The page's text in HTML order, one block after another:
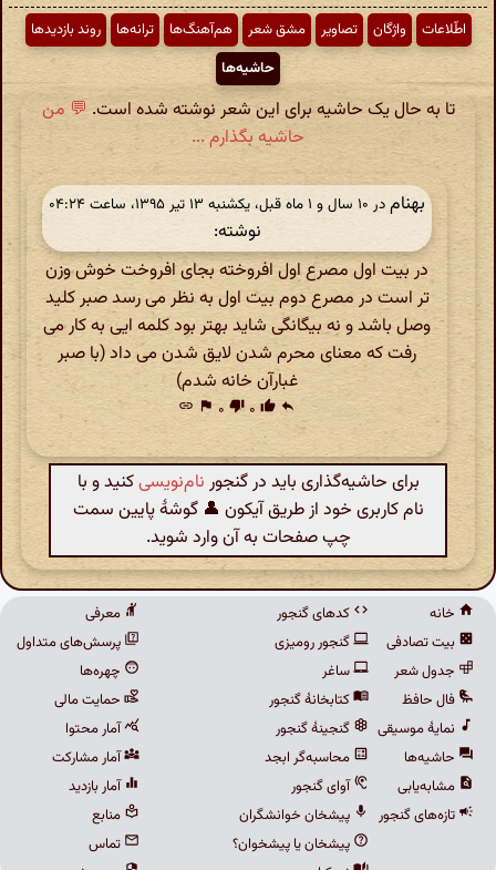
اطّلاعات واژگان تصاویر مشق شعر هم‌آهنگ‌ها ترانه‌ها
روند بازدیدها
حاشیه‌ها
تا به حال یک حاشیه برای این شعر نوشته شده است. 💬 من
حاشیه بگذارم ...
بهنامدر ‫۱۰ سال و ۱ ماه قبل، یکشنبه ۱۳ تیر ۱۳۹۵، ساعت ۰۴:۲۴
نوشته:
در بیت اول مصرع اول افروخته بجای افروخت خوش وزن
تر است در مصرع دوم بیت اول به نظر می رسد صبر کلید
وصل باشد و نه بیگانگی شاید بهتر بود کلمه ایی به کار می
رفت که معنای محرم شدن لایق شدن می داد (با صبر
غبارآن خانه شدم)
reply
thumb_up ۰ thumb_down ۰ flag
link
برای حاشیه‌گذاری باید در گنجور نام‌نویسیکنید و با
نام کاربری خود از طریق آیکون 👤 گوشهٔ پایین سمت
چپ صفحات به آن وارد شوید.
خانه
بیت تصادفی
جدول شعر
فال حافظ
نمایهٔ موسیقی
حاشیه‌ها
مشابه‌یابی
تازه‌های گنجور
کدهای گنجور
گنجور رومیزی
ساغر
کتابخانهٔ گنجور
گنجینهٔ گنجور
محاسبه‌گر ابجد
آوای گنجور
پیشخان خوانشگران
پیشخان یا پیشخوان؟
معرفی
پرسش‌های متداول
چهره‌ها
حمایت مالی
آمار محتوا
آمار مشارکت
آمار بازدید
منابع
تماس